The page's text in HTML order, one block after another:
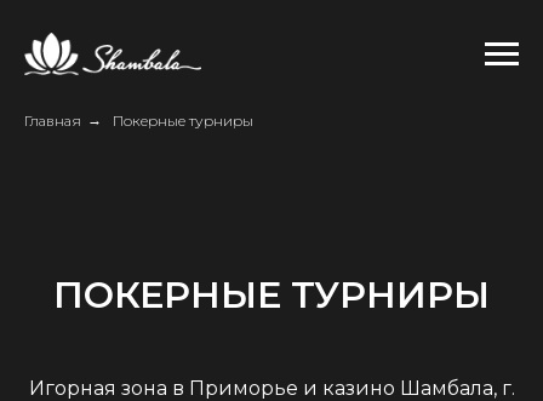
Главная → Покерные турниры
ПОКЕРНЫЕ ТУРНИРЫ
Игорная зона в Приморье и казино Шамбала, г.